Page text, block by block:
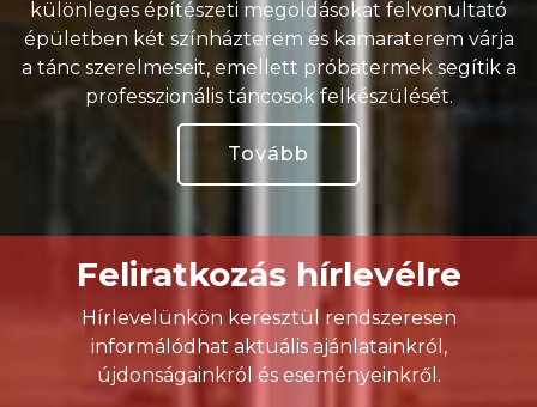
különleges építészeti megoldásokat felvonultató
épületben két színházterem és kamaraterem várja
a tánc szerelmeseit, emellett próbatermek segítik a
professzionális táncosok felkészülését.
Tovább
Feliratkozás hírlevélre
Hírlevelünkön keresztül rendszeresen
informálódhat aktuális ajánlatainkról,
újdonságainkról és eseményeinkről.